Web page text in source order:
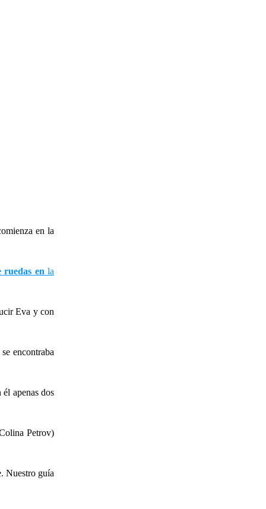
en la
ruedas enla
Eva y con
encontraba
apenas dos
Petrov)
Nuestro guía